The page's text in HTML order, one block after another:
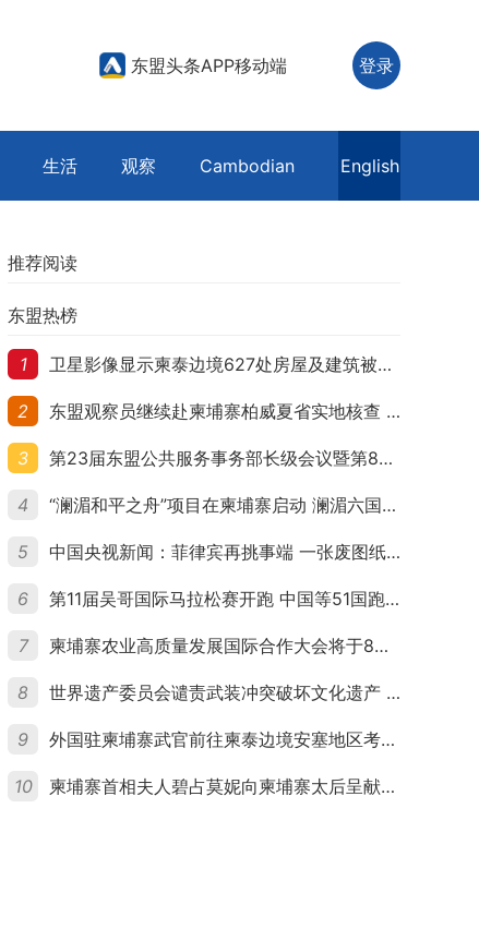
东盟头条APP移动端 登录
生活 观察 Cambodian English
推荐阅读
东盟热榜
1 卫星影像显示柬泰边境627处房屋及建筑被夷平 人权组织呼吁保护平民财产
2 东盟观察员继续赴柬埔寨柏威夏省实地核查 走访遭袭柬埔寨平民村庄
3 第23届东盟公共服务事务部长级会议暨第8届东盟与中日韩公共服务事务部长级会议在柬埔寨暹粒开幕
4 “澜湄和平之舟”项目在柬埔寨启动 澜湄六国青年共话和平与发展
5 中国央视新闻：菲律宾再挑事端 一张废图纸划不走中国黄岩岛
6 第11届吴哥国际马拉松赛开跑 中国等51国跑者齐聚暹粒
7 柬埔寨农业高质量发展国际合作大会将于8月20日举行
8 世界遗产委员会谴责武装冲突破坏文化遗产 柬埔寨呼吁依法追责并加强国际合作
9 外国驻柬埔寨武官前往柬泰边境安塞地区考察 柬方介绍“危险握手”事件及边境情况
10 柬埔寨首相夫人碧占莫妮向柬埔寨太后呈献世界女童军“卓越领袖奖”